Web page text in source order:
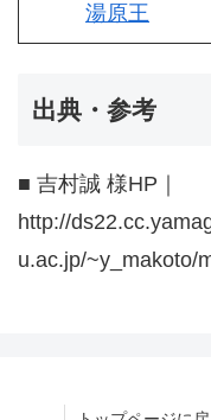
湯原王
出典・参考
■ 吉村誠 様HP｜
http://
u.ac.jp/~y_makoto/